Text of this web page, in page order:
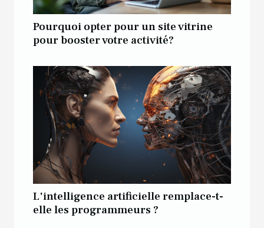
Pourquoi opter pour un site vitrine
pour booster votre activité?
L'intelligence artificielle remplace-t-
elle les programmeurs ?